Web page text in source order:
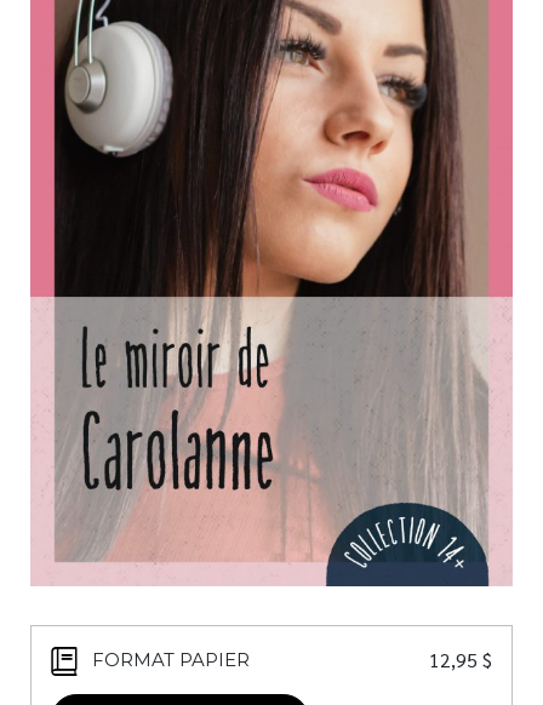
Nouveautés
Numérique
Livres audio
Meilleurs vendeurs
CONTACT
FORMAT PAPIER 12,95 $